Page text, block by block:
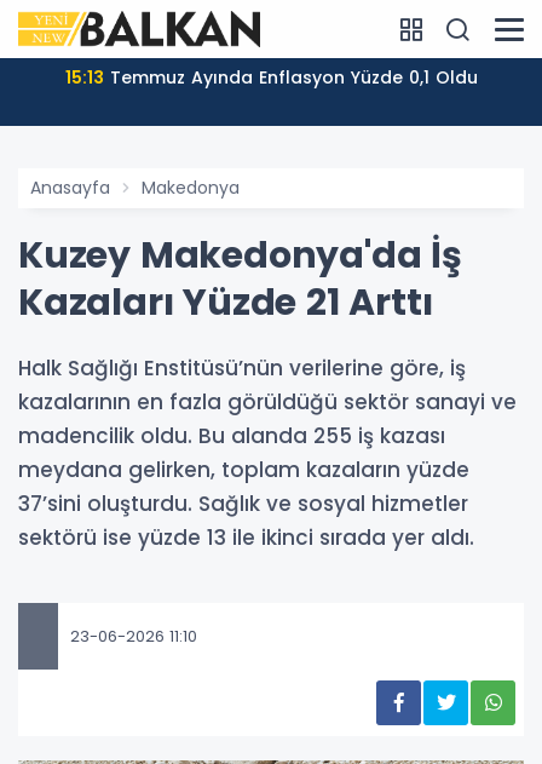
15:13 Temmuz Ayında Enflasyon Yüzde 0,1 Oldu
Anasayfa Makedonya
Kuzey Makedonya'da İş
Kazaları Yüzde 21 Arttı
Halk Sağlığı Enstitüsü’nün verilerine göre, iş
kazalarının en fazla görüldüğü sektör sanayi ve
madencilik oldu. Bu alanda 255 iş kazası
meydana gelirken, toplam kazaların yüzde
37’sini oluşturdu. Sağlık ve sosyal hizmetler
sektörü ise yüzde 13 ile ikinci sırada yer aldı.
23-06-2026 11:10